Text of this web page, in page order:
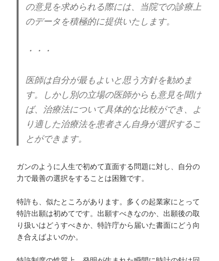
の意見を求められる際には、当院での診療上
のデータを積極的に提供いたします。
・・・
医師は自分が最もよいと思う方針を勧めま
す。しかし別の立場の医師からも意見を聞け
ば、治療法について具体的な比較ができ、よ
り適した治療法を患者さん自身が選択するこ
とができます。
ガンのように人生で初めて直面する問題に対し、自分の
力で最善の選択をすることは困難です。
特許も、似たところがあります。多くの起業家にとって
特許出願は初めてです。出願すべきなのか、出願後の取
り扱いはどうすべきか、特許庁から届いた書面にどう向
き合えばよいのか。